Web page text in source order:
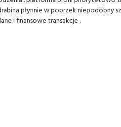
płynnie w poprzek niepodobny
i finansowe transakcje .